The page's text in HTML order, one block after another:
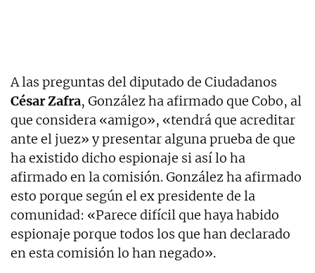
A las preguntas del diputado de Ciudadanos
César Zafra, González ha afirmado que Cobo, al
que considera «amigo», «tendrá que acreditar
ante el juez» y presentar alguna prueba de que
ha existido dicho espionaje si así lo ha
afirmado en la comisión. González ha afirmado
esto porque según el ex presidente de la
comunidad: «Parece difícil que haya habido
espionaje porque todos los que han declarado
en esta comisión lo han negado».